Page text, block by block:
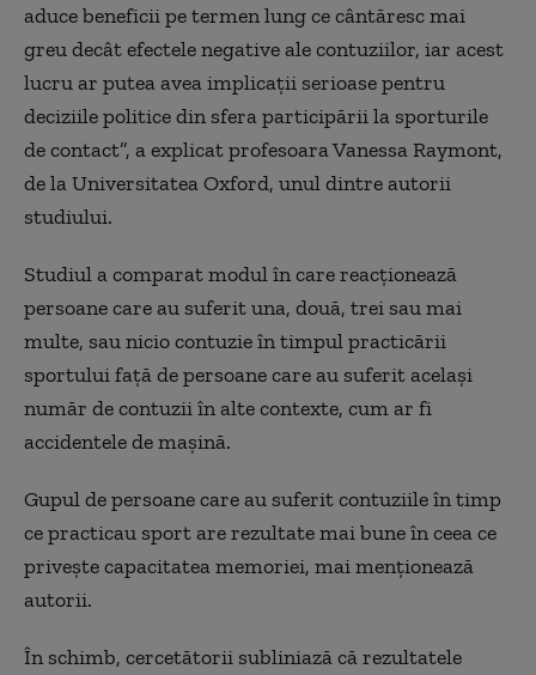
aduce beneficii pe termen lung ce cântăresc mai
greu decât efectele negative ale contuziilor, iar acest
lucru ar putea avea implicații serioase pentru
deciziile politice din sfera participării la sporturile
de contact”, a explicat profesoara Vanessa Raymont,
de la Universitatea Oxford, unul dintre autorii
studiului.
Studiul a comparat modul în care reacționează
persoane care au suferit una, două, trei sau mai
multe, sau nicio contuzie în timpul practicării
sportului față de persoane care au suferit același
număr de contuzii în alte contexte, cum ar fi
accidentele de mașină.
Gupul de persoane care au suferit contuziile în timp
ce practicau sport are rezultate mai bune în ceea ce
privește capacitatea memoriei, mai menționează
autorii.
În schimb, cercetătorii subliniază că rezultatele